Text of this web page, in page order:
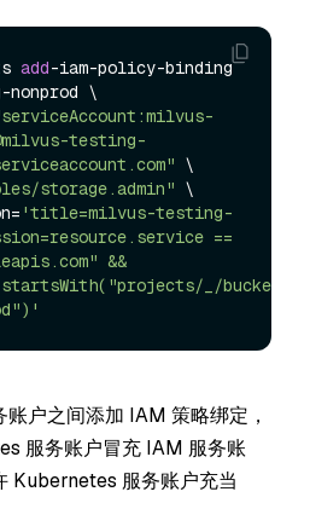
add-iam-policy-binding
\
testing-
\
storage.admin" \
'title=milvus-testing-
==
&&
_/buckets/
户之间添加 IAM 策略绑定，
服务账户冒充 IAM 服务账
Kubernetes 服务账户充当